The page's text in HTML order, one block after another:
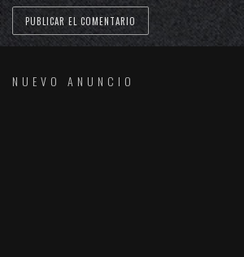
NUEVO ANUNCIO